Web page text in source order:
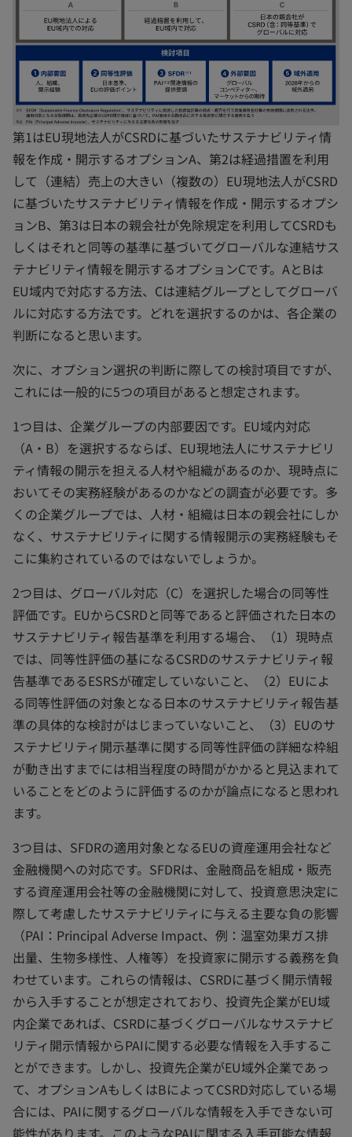
第1はEU現地法人がCSRDに基づいたサステナビリティ情
報を作成・開示するオプションA、第2は経過措置を利用
して（連結）売上の大きい（複数の）EU現地法人がCSRD
に基づいたサステナビリティ情報を作成・開示するオプシ
ョンB、第3は日本の親会社が免除規定を利用してCSRDも
しくはそれと同等の基準に基づいてグローバルな連結サス
テナビリティ情報を開示するオプションCです。AとBは
EU域内で対応する方法、Cは連結グループとしてグローバ
ルに対応する方法です。どれを選択するのかは、各企業の
判断になると思います。
次に、オプション選択の判断に際しての検討項目ですが、
これには一般的に5つの項目があると想定されます。
1つ目は、企業グループの内部要因です。EU域内対応
（A・B）を選択するならば、EU現地法人にサステナビリ
ティ情報の開示を担える人材や組織があるのか、現時点に
おいてその実務経験があるのかなどの調査が必要です。多
くの企業グループでは、人材・組織は日本の親会社にしか
なく、サステナビリティに関する情報開示の実務経験もそ
こに集約されているのではないでしょうか。
2つ目は、グローバル対応（C）を選択した場合の同等性
評価です。EUからCSRDと同等であると評価された日本の
サステナビリティ報告基準を利用する場合、（1）現時点
では、同等性評価の基になるCSRDのサステナビリティ報
告基準であるESRSが確定していないこと、（2）EUによ
る同等性評価の対象となる日本のサステナビリティ報告基
準の具体的な検討がはじまっていないこと、（3）EUのサ
ステナビリティ開示基準に関する同等性評価の詳細な枠組
が動き出すまでには相当程度の時間がかかると見込まれて
いることをどのように評価するのかが論点になると思われ
ます。
3つ目は、SFDRの適用対象となるEUの資産運用会社など
金融機関への対応です。SFDRは、金融商品を組成・販売
する資産運用会社等の金融機関に対して、投資意思決定に
際して考慮したサステナビリティに与える主要な負の影響
（PAI：Principal Adverse Impact、例：温室効果ガス排
出量、生物多様性、人権等）を投資家に開示する義務を負
わせています。これらの情報は、CSRDに基づく開示情報
から入手することが想定されており、投資先企業がEU域
内企業であれば、CSRDに基づくグローバルなサステナビ
リティ開示情報からPAIに関する必要な情報を入手するこ
とができます。しかし、投資先企業がEU域外企業であっ
て、オプションAもしくはBによってCSRD対応している場
合には、PAIに関するグローバルな情報を入手できない可
能性があります。このようなPAIに関する入手可能な情報